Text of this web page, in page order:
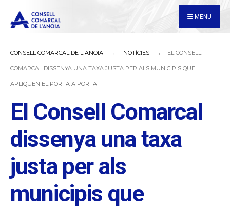
MENU
CONSELL COMARCAL DE L'ANOIA NOTÍCIES EL CONSELL
COMARCAL DISSENYA UNA TAXA JUSTA PER ALS MUNICIPIS QUE
APLIQUEN EL PORTA A PORTA
El Consell Comarcal
dissenya una taxa
justa per als
municipis que